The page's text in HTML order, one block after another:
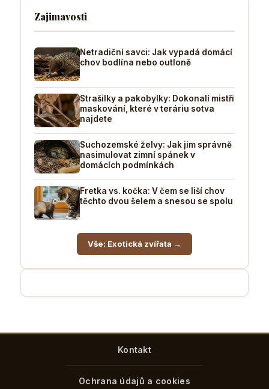
Zajimavosti
Netradiční savci: Jak vypadá domácí
chov bodlína nebo outloně
Strašilky a pakobylky: Dokonalí mistři
maskování, které v teráriu sotva
najdete
Suchozemské želvy: Jak jim správně
nasimulovat zimní spánek v
domácích podmínkách
Fretka vs. kočka: V čem se liší chov
těchto dvou šelem a snesou se spolu
Vše: Exotická zvířata →
Kontakt
Ochrana údajů a cookies